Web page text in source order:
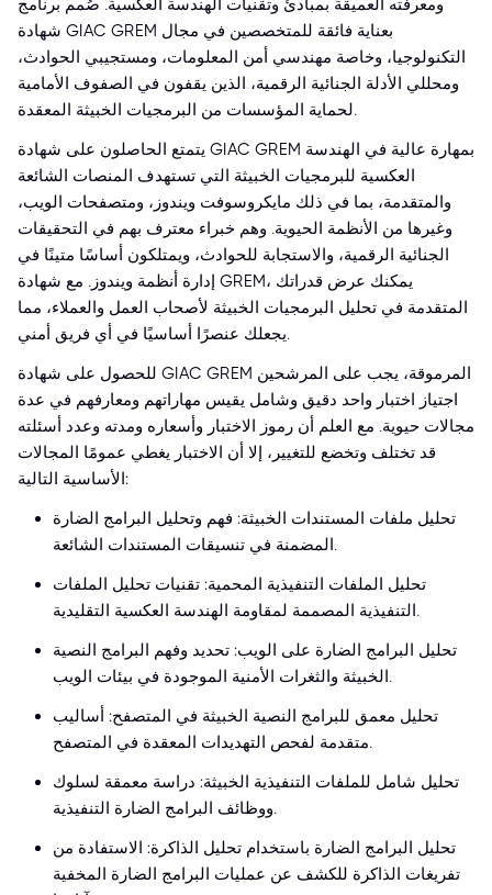
ومعرفته العميقة بمبادئ وتقنيات الهندسة العكسية. صُمم برنامج
شهادة GIAC GREM بعناية فائقة للمتخصصين في مجال
التكنولوجيا، وخاصة مهندسي أمن المعلومات، ومستجيبي الحوادث،
ومحللي الأدلة الجنائية الرقمية، الذين يقفون في الصفوف الأمامية
لحماية المؤسسات من البرمجيات الخبيثة المعقدة.
يتمتع الحاصلون على شهادة GIAC GREM بمهارة عالية في الهندسة
العكسية للبرمجيات الخبيثة التي تستهدف المنصات الشائعة
والمتقدمة، بما في ذلك مايكروسوفت ويندوز، ومتصفحات الويب،
وغيرها من الأنظمة الحيوية. وهم خبراء معترف بهم في التحقيقات
الجنائية الرقمية، والاستجابة للحوادث، ويمتلكون أساسًا متينًا في
إدارة أنظمة ويندوز. مع شهادة GREM، يمكنك عرض قدراتك
المتقدمة في تحليل البرمجيات الخبيثة لأصحاب العمل والعملاء، مما
يجعلك عنصرًا أساسيًا في أي فريق أمني.
للحصول على شهادة GIAC GREM المرموقة، يجب على المرشحين
اجتياز اختبار واحد دقيق وشامل يقيس مهاراتهم ومعارفهم في عدة
مجالات حيوية. مع العلم أن رموز الاختبار وأسعاره ومدته وعدد أسئلته
قد تختلف وتخضع للتغيير، إلا أن الاختبار يغطي عمومًا المجالات
الأساسية التالية:
تحليل ملفات المستندات الخبيثة: فهم وتحليل البرامج الضارة
المضمنة في تنسيقات المستندات الشائعة.
تحليل الملفات التنفيذية المحمية: تقنيات تحليل الملفات
التنفيذية المصممة لمقاومة الهندسة العكسية التقليدية.
تحليل البرامج الضارة على الويب: تحديد وفهم البرامج النصية
الخبيثة والثغرات الأمنية الموجودة في بيئات الويب.
تحليل معمق للبرامج النصية الخبيثة في المتصفح: أساليب
متقدمة لفحص التهديدات المعقدة في المتصفح.
تحليل شامل للملفات التنفيذية الخبيثة: دراسة معمقة لسلوك
ووظائف البرامج الضارة التنفيذية.
تحليل البرامج الضارة باستخدام تحليل الذاكرة: الاستفادة من
تفريغات الذاكرة للكشف عن عمليات البرامج الضارة المخفية